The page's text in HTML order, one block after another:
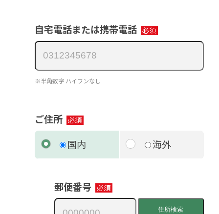
自宅電話または携帯電話
※半角数字 ハイフンなし
ご住所
国内
海外
郵便番号
住所検索